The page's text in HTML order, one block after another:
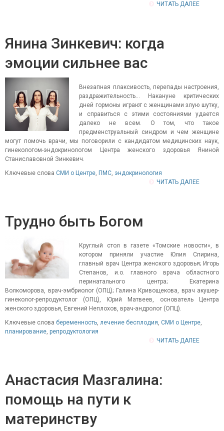
ЧИТАТЬ ДАЛЕЕ
Янина Зинкевич: когда
эмоции сильнее вас
Внезапная плаксивость, перепады настроения,
раздражительность... Накануне критических
дней гормоны играют с женщинами злую шутку,
и справиться с этими состояниями удается
далеко не всем. О том, что такое
предменструальный синдром и чем женщине
могут помочь врачи, мы поговорили с кандидатом медицинских наук,
гинекологом-эндокринологом Центра женского здоровья Яниной
Станиславовной Зинкевич.
Ключевые слова СМИ о Центре, ПМС, эндокринология
ЧИТАТЬ ДАЛЕЕ
Трудно быть Богом
Круглый стол в газете «Томские новости», в
котором приняли участие Юлия Спирина,
главный врач Центра женского здоровья; Игорь
Степанов, и.о. главного врача областного
перинатального центра; Екатерина
Волкоморова, врач-эмбриолог (ОПЦ); Галина Кривощекова, врач акушер-
гинеколог-репродуктолог (ОПЦ), Юрий Матвеев, основатель Центра
женского здоровья, Евгений Неплохов, врач-андролог (ОПЦ).
Ключевые слова беременность, лечение бесплодия, СМИ о Центре,
планирование, репродуктология
ЧИТАТЬ ДАЛЕЕ
Анастасия Мазгалина:
помощь на пути к
материнству